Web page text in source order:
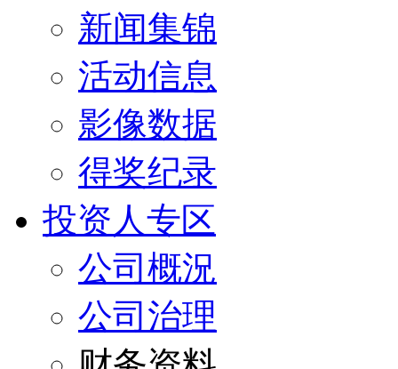
新闻集锦
活动信息
影像数据
得奖纪录
投资人专区
公司概況
公司治理